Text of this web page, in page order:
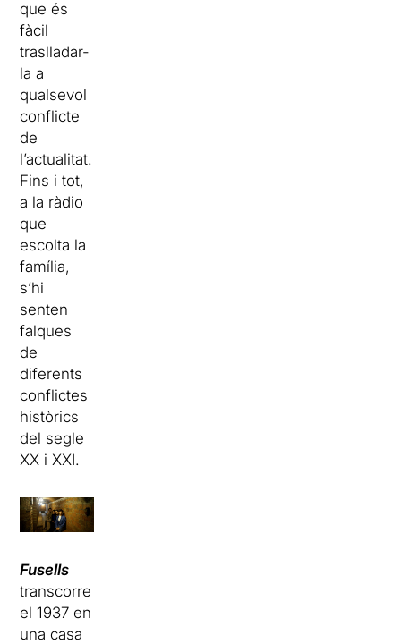
que és
fàcil
traslladar-
la a
qualsevol
conflicte
de
l’actualitat.
Fins i tot,
a la ràdio
que
escolta la
família,
s’hi
senten
falques
de
diferents
conflictes
històrics
del segle
XX i XXI.
Fusells
transcorre
el 1937 en
una casa